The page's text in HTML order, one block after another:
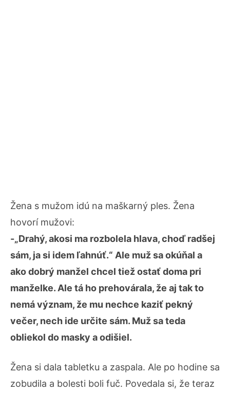
Žena s mužom idú na maškarný ples. Žena
hovorí mužovi:
-„Drahý, akosi ma rozbolela hlava, choď radšej
sám, ja si idem ľahnúť.“ Ale muž sa okúňal a
ako dobrý manžel chcel tiež ostať doma pri
manželke. Ale tá ho prehovárala, že aj tak to
nemá význam, že mu nechce kaziť pekný
večer, nech ide určite sám. Muž sa teda
obliekol do masky a odišiel.
Žena si dala tabletku a zaspala. Ale po hodine sa
zobudila a bolesti boli fuč. Povedala si, že teraz